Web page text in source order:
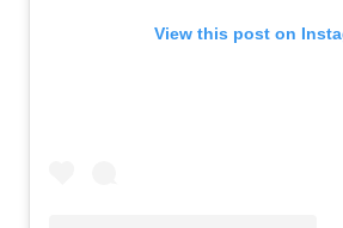
View this post on